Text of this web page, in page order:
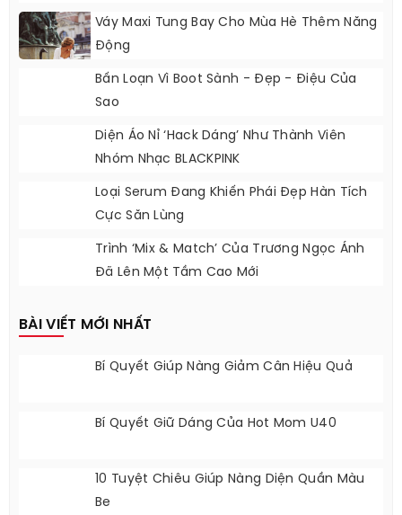
Váy Maxi Tung Bay Cho Mùa Hè Thêm Năng
Động
Bấn Loạn Vì Boot Sành - Đẹp - Điệu Của
Sao
Diện Áo Nỉ ‘hack Dáng’ Như Thành Viên
Nhóm Nhạc BLACKPINK
Loại Serum Đang Khiến Phái Đẹp Hàn Tích
Cực Săn Lùng
Trình ‘mix & Match’ Của Trương Ngọc Ánh
Đã Lên Một Tầm Cao Mới
BÀI VIẾT MỚI NHẤT
Bí Quyết Giúp Nàng Giảm Cân Hiệu Quả
Bí Quyết Giữ Dáng Của Hot Mom U40
10 Tuyệt Chiêu Giúp Nàng Diện Quần Màu
Be